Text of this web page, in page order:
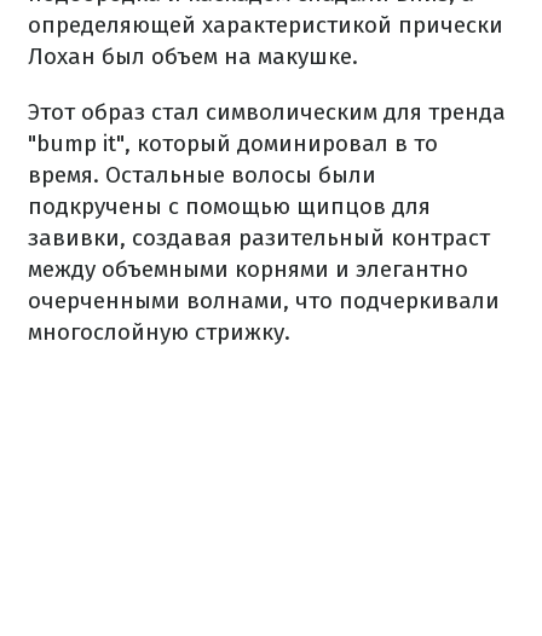
определяющей характеристикой прически
Лохан был объем на макушке.
Этот образ стал символическим для тренда
"bump it", который доминировал в то
время. Остальные волосы были
подкручены с помощью щипцов для
завивки, создавая разительный контраст
между объемными корнями и элегантно
очерченными волнами, что подчеркивали
многослойную стрижку.